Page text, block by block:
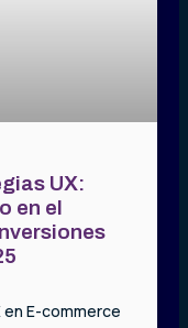
UX:
en el
E-commerce